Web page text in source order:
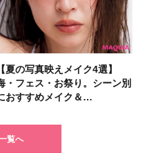
【夏の写真映えメイク4選】
・フェス・お祭り。シーン別
おすすめメイク＆…
【2026夏】「洗顔料」ランキ
グTOP5！＜マキアビューテ
ーズが投票…
【夏の写真映えメイク4選】
・フェス・お祭り。シーン別
おすすめメイク＆…
【石井美保さん・50歳のボディ
ア愛用品16選】首・手・バス
のパーツケ…
【石井美保さんのおすすめお菓
＆お茶10選】手土産にもぴっ
り
【2026年夏】透明感カラーの
色おすすめ20選！ ブリーチ
り・なし別…
【読者プレゼント】羽の見えな
ハンディファン
baramood」を3名様…
先行販売でゲット🧡LUNASOL
イカラーレーションN 23
覧へ